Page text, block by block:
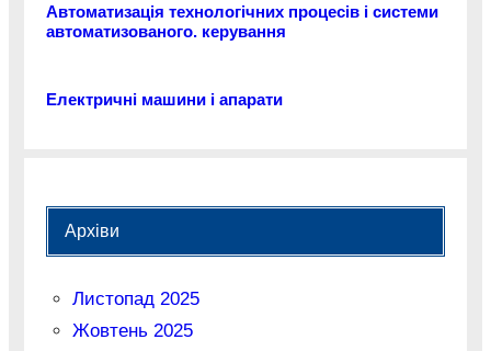
Автоматизація технологічних процесів і системи
автоматизованого. керування
Електричні машини і апарати
Архіви
Листопад 2025
Жовтень 2025